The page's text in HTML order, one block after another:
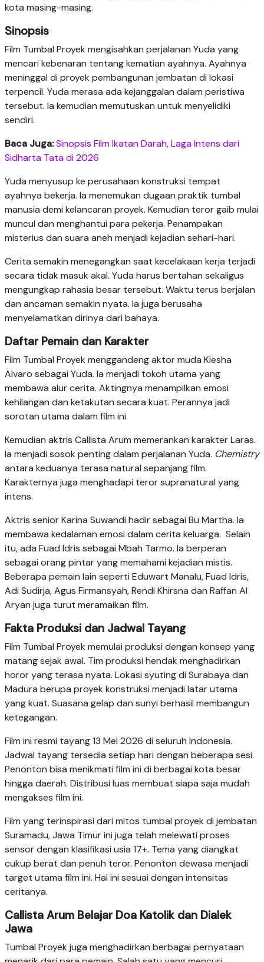
kota masing-masing.
Sinopsis
Film Tumbal Proyek mengisahkan perjalanan Yuda yang
mencari kebenaran tentang kematian ayahnya. Ayahnya
meninggal di proyek pembangunan jembatan di lokasi
terpencil. Yuda merasa ada kejanggalan dalam peristiwa
tersebut. Ia kemudian memutuskan untuk menyelidiki
sendiri.
Baca Juga:Sinopsis Film Ikatan Darah, Laga Intens dari
Sidharta Tata di 2026
Yuda menyusup ke perusahaan konstruksi tempat
ayahnya bekerja. Ia menemukan dugaan praktik tumbal
manusia demi kelancaran proyek. Kemudian teror gaib mulai
muncul dan menghantui para pekerja. Penampakan
misterius dan suara aneh menjadi kejadian sehari-hari.
Cerita semakin menegangkan saat kecelakaan kerja terjadi
secara tidak masuk akal. Yuda harus bertahan sekaligus
mengungkap rahasia besar tersebut. Waktu terus berjalan
dan ancaman semakin nyata. Ia juga berusaha
menyelamatkan dirinya dari bahaya.
Daftar Pemain dan Karakter
Film Tumbal Proyek menggandeng aktor muda Kiesha
Alvaro sebagai Yuda. Ia menjadi tokoh utama yang
membawa alur cerita. Aktingnya menampilkan emosi
kehilangan dan ketakutan secara kuat. Perannya jadi
sorotan utama dalam film ini.
Kemudian aktris Callista Arum memerankan karakter Laras.
Ia menjadi sosok penting dalam perjalanan Yuda. Chemistry
antara keduanya terasa natural sepanjang film.
Karakternya juga menghadapi teror supranatural yang
intens.
Aktris senior Karina Suwandi hadir sebagai Bu Martha. Ia
membawa kedalaman emosi dalam cerita keluarga. Selain
itu, ada Fuad Idris sebagai Mbah Tarmo. Ia berperan
sebagai orang pintar yang memahami kejadian mistis.
Beberapa pemain lain seperti Eduwart Manalu, Fuad Idris,
Adi Sudirja, Agus Firmansyah, Rendi Khirsna dan Raffan Al
Aryan juga turut meramaikan film.
Fakta Produksi dan Jadwal Tayang
Film Tumbal Proyek memulai produksi dengan konsep yang
matang sejak awal. Tim produksi hendak menghadirkan
horor yang terasa nyata. Lokasi syuting di Surabaya dan
Madura berupa proyek konstruksi menjadi latar utama
yang kuat. Suasana gelap dan sunyi berhasil membangun
ketegangan.
Film ini resmi tayang 13 Mei 2026 di seluruh Indonesia.
Jadwal tayang tersedia setiap hari dengan beberapa sesi.
Penonton bisa menikmati film ini di berbagai kota besar
hingga daerah. Distribusi luas membuat siapa saja mudah
mengakses film ini.
Film yang terinspirasi dari mitos tumbal proyek di jembatan
Suramadu, Jawa Timur ini juga telah melewati proses
sensor dengan klasifikasi usia 17+. Tema yang diangkat
cukup berat dan penuh teror. Penonton dewasa menjadi
target utama film ini. Hal ini sesuai dengan intensitas
ceritanya.
Callista Arum Belajar Doa Katolik dan Dialek
Jawa
Tumbal Proyek juga menghadirkan berbagai pernyataan